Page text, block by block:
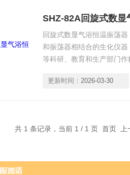
SHZ-82A回旋式数显
回旋式数显气浴恒温振荡
和振荡器相结合的生化仪
等科研、教育和生产部门
弹簧试瓶架特别适合作多
更新时间： 2026-03-30
共 1 条记录，当前 1 / 1 页 首页